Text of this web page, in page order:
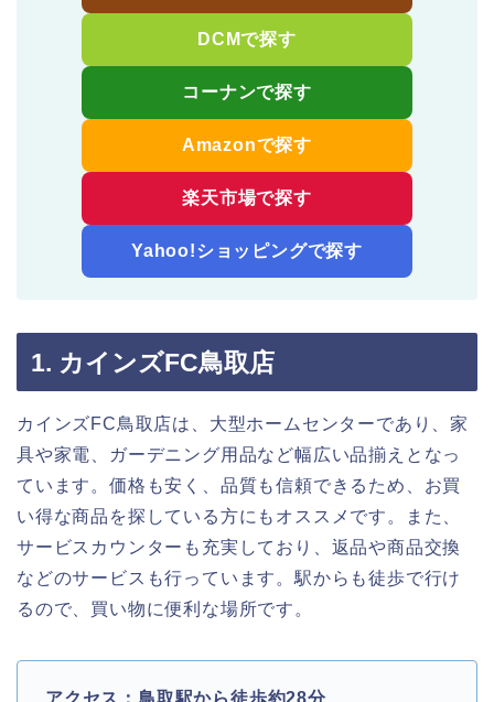
DCMで探す
コーナンで探す
Amazonで探す
楽天市場で探す
Yahoo!ショッピングで探す
1. カインズFC鳥取店
カインズFC鳥取店は、大型ホームセンターであり、家
具や家電、ガーデニング用品など幅広い品揃えとなっ
ています。価格も安く、品質も信頼できるため、お買
い得な商品を探している方にもオススメです。また、
サービスカウンターも充実しており、返品や商品交換
などのサービスも行っています。駅からも徒歩で行け
るので、買い物に便利な場所です。
アクセス：鳥取駅から徒歩約28分